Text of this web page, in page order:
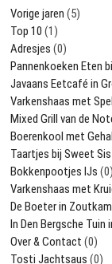
Vorige jaren (5)
Top 10 (1)
Adresjes (0)
Pannenkoeken Eten
Javaans Eetcafé in
Varkenshaas met
Mixed Grill van de
Boerenkool met
Taartjes bij Sweet
Bokkenpootjes IJs (0)
Varkenshaas met
De Boeter in
In Den Bergsche Tuin
Over & Contact (0)
Tosti Jachtsaus (0)